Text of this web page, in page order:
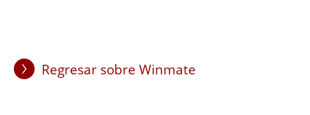
Regresar sobre Winmate